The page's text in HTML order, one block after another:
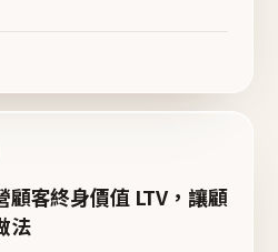
顧客終身價值 LTV，讓顧
法